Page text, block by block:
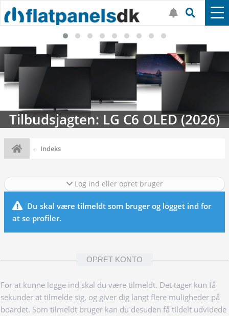
Tilbudsjagten: LG C6 OLED (2026)
Indeks
Log ind eller opret bruger
Du skal være tilmeldt som bruger og logget ind for
at se profiler.
OPRET KONTO
For at kunne logge ind skal du være tilmeldt. Det tager kun få
sekunder at tilmelde sig, og giver dig langt flere muligheder på
boardet. Som tilmeldt bruger kan du desuden få tildelt udvidede